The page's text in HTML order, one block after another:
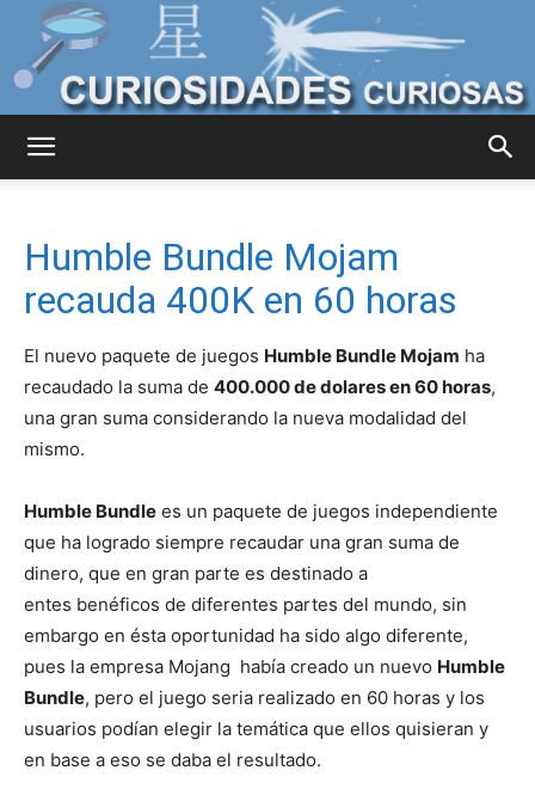
Curiosas
del
Humble Bundle Mojam
recauda 400K en 60 horas
El nuevo paquete de juegos Humble Bundle Mojam ha
recaudado la suma de 400.000 de dolares en 60 horas,
una gran suma considerando la nueva modalidad del
mismo.
Humble Bundle es un paquete de juegos independiente
que ha logrado siempre recaudar una gran suma de
dinero, que en gran parte es destinado a
entes benéficos de diferentes partes del mundo, sin
embargo en ésta oportunidad ha sido algo diferente,
pues la empresa Mojang había creado un nuevo Humble
Bundle, pero el juego seria realizado en 60 horas y los
usuarios podían elegir la temática que ellos quisieran y
en base a eso se daba el resultado.